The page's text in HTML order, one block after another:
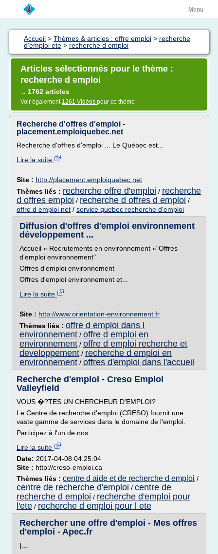
Menu
Accueil > Thèmes & articles : offre emploi > recherche
d'emploi ete > recherche d emploi
Articles sélectionnés pour le thème :
recherche d emploi
→ 1762 articles
Voir également 1261 Vidéos pour ce thème
Recherche d'offres d'emploi -
placement.emploiquebec.net
Recherche d'offres d'emploi ... Le Québec est...
Lire la suite
Site : http://placement.emploiquebec.net
Thèmes liés : recherche offre d'emploi / recherche
d offres emploi / recherche d offres d emploi /
offre d emploi net / service quebec recherche d'emploi
Diffusion d'offres d'emploi environnement
développement ...
Accueil » Recrutements en environnement »"Offres
d'emploi environnement"
Offres d'emploi environnement
Offres d'emploi environnement et...
Lire la suite
Site : http://www.orientation-environnement.fr
Thèmes liés : offre d emploi dans l
environnement / offre d emploi en
environnement / offre d emploi recherche et
developpement / recherche d emploi en
environnement / offres d'emploi dans l'accueil
Recherche d'emploi - Creso Emploi
Valleyfield
VOUS �?TES UN CHERCHEUR D'EMPLOI?
Le Centre de recherche d'emploi (CRESO) fournit une
vaste gamme de services dans le domaine de l'emploi.
Participez à l'un de nos...
Lire la suite
Date: 2017-04-08 04:25:04
Site : http://creso-emploi.ca
Thèmes liés : centre d aide et de recherche d emploi /
centre de recherche d'emploi / centre de
recherche d emploi / recherche d'emploi pour
l'ete / recherche d emploi pour l ete
Rechercher une offre d'emploi - Mes offres
d'emploi - Apec.fr
}...